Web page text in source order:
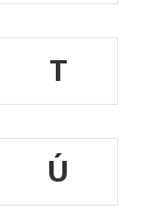
T
Ú